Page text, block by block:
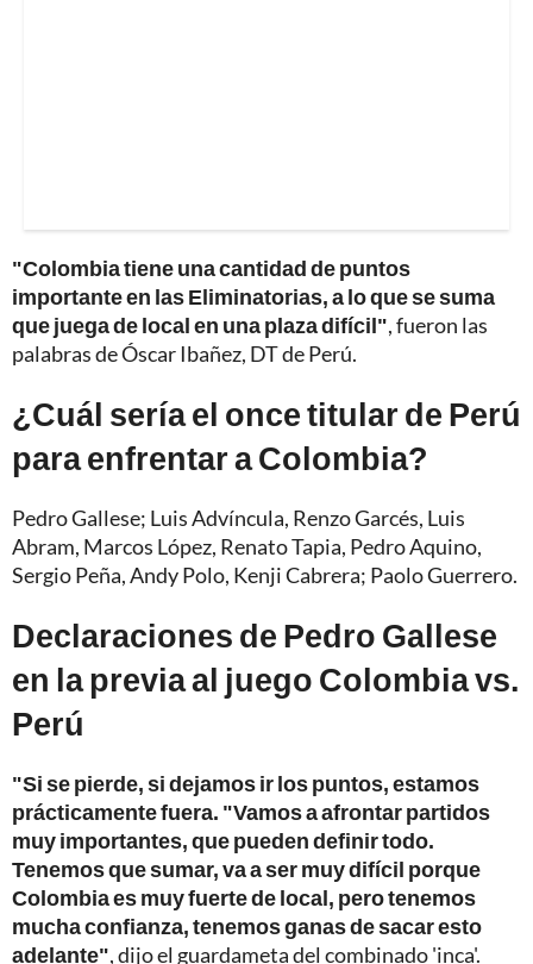
"Colombia tiene una cantidad de puntos
importante en las Eliminatorias, a lo que se suma
que juega de local en una plaza difícil", fueron las
palabras de Óscar Ibañez, DT de Perú.
¿Cuál sería el once titular de Perú
para enfrentar a Colombia?
Pedro Gallese; Luis Advíncula, Renzo Garcés, Luis
Abram, Marcos López, Renato Tapia, Pedro Aquino,
Sergio Peña, Andy Polo, Kenji Cabrera; Paolo Guerrero.
Declaraciones de Pedro Gallese
en la previa al juego Colombia vs.
Perú
"Si se pierde, si dejamos ir los puntos, estamos
prácticamente fuera. "Vamos a afrontar partidos
muy importantes, que pueden definir todo.
Tenemos que sumar, va a ser muy difícil porque
Colombia es muy fuerte de local, pero tenemos
mucha confianza, tenemos ganas de sacar esto
adelante", dijo el guardameta del combinado 'inca'.